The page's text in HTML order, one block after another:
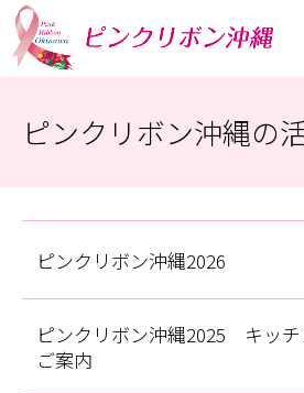
ピンクリボン沖縄の
ピンクリボン沖縄2026
ピンクリボン沖縄2025 キッ
ご案内